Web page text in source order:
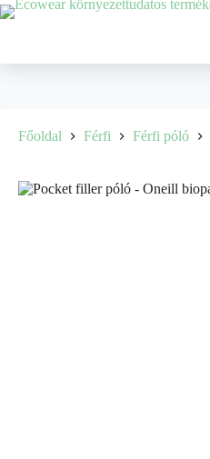
Főoldal Férfi Férfi póló